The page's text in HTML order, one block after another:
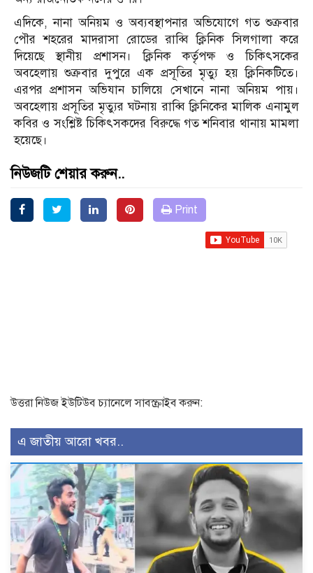
এদিকে, নানা অনিয়ম ও অব্যবস্থাপনার অভিযোগে গত শুক্রবার
পৌর শহরের মাদরাসা রোডের রাব্বি ক্লিনিক সিলগালা করে
দিয়েছে স্থানীয় প্রশাসন। ক্লিনিক কর্তৃপক্ষ ও চিকিৎসকের
অবহেলায় শুক্রবার দুপুরে এক প্রসূতির মৃত্যু হয় ক্লিনিকটিতে।
এরপর প্রশাসন অভিযান চালিয়ে সেখানে নানা অনিয়ম পায়।
অবহেলায় প্রসূতির মৃত্যুর ঘটনায় রাব্বি ক্লিনিকের মালিক এনামুল
কবির ও সংশ্লিষ্ট চিকিৎসকদের বিরুদ্ধে গত শনিবার থানায় মামলা
হয়েছে।
নিউজটি শেয়ার করুন..
Print
উত্তরা নিউজ ইউটিউব চ্যানেলে সাবস্ক্রাইব করুন:
এ জাতীয় আরো খবর..